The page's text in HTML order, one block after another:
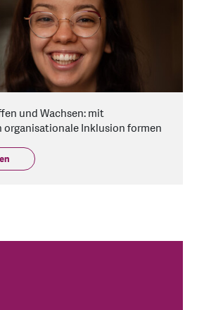
und Wachsen: mit
Inklusion formen